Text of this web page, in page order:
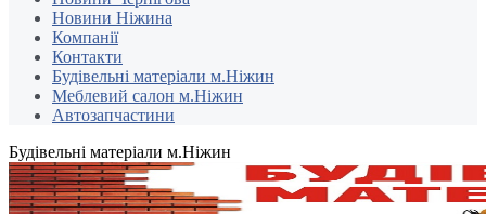
Новини Ніжина
Компанії
Контакти
Будівельні матеріали м.Ніжин
Меблевий салон м.Ніжин
Автозапчастини
Будівельні матеріали м.Ніжин